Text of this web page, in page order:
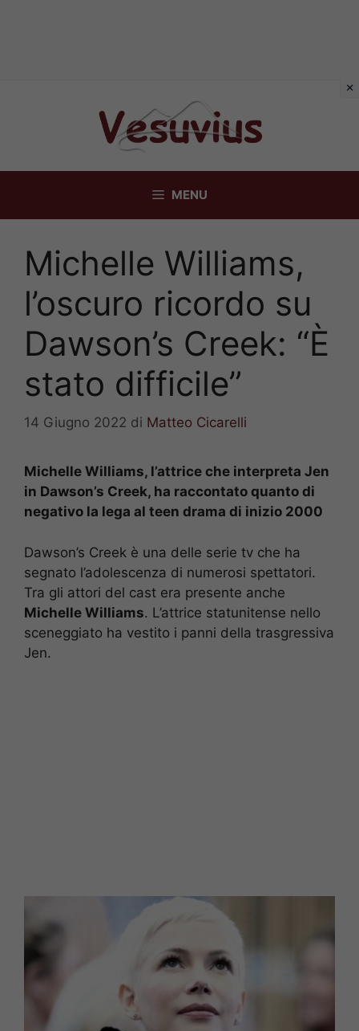
MENU
Michelle Williams,
l’oscuro ricordo su
Dawson’s Creek: “È
stato difficile”
14 Giugno 2022 di Matteo Cicarelli
Michelle Williams, l’attrice che interpreta Jen
in Dawson’s Creek, ha raccontato quanto di
negativo la lega al teen drama di inizio 2000
Dawson’s Creek è una delle serie tv che ha
segnato l’adolescenza di numerosi spettatori.
Tra gli attori del cast era presente anche
Michelle Williams. L’attrice statunitense nello
sceneggiato ha vestito i panni della trasgressiva
Jen.